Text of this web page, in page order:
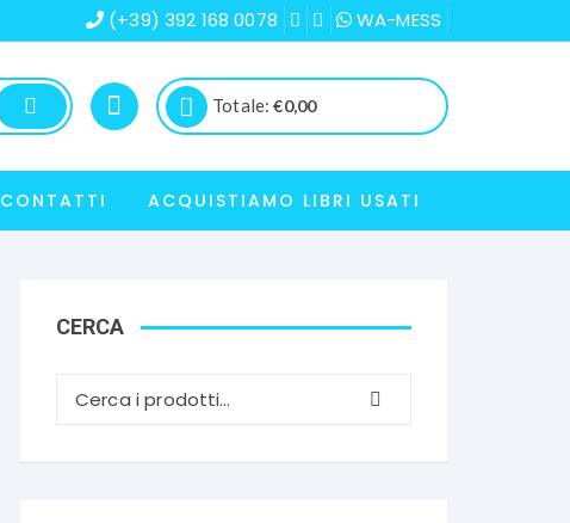
(+39) 392 168 0078 WA-MESS
Totale:€0,00
CONTATTI ACQUISTIAMO LIBRI USATI
CERCA